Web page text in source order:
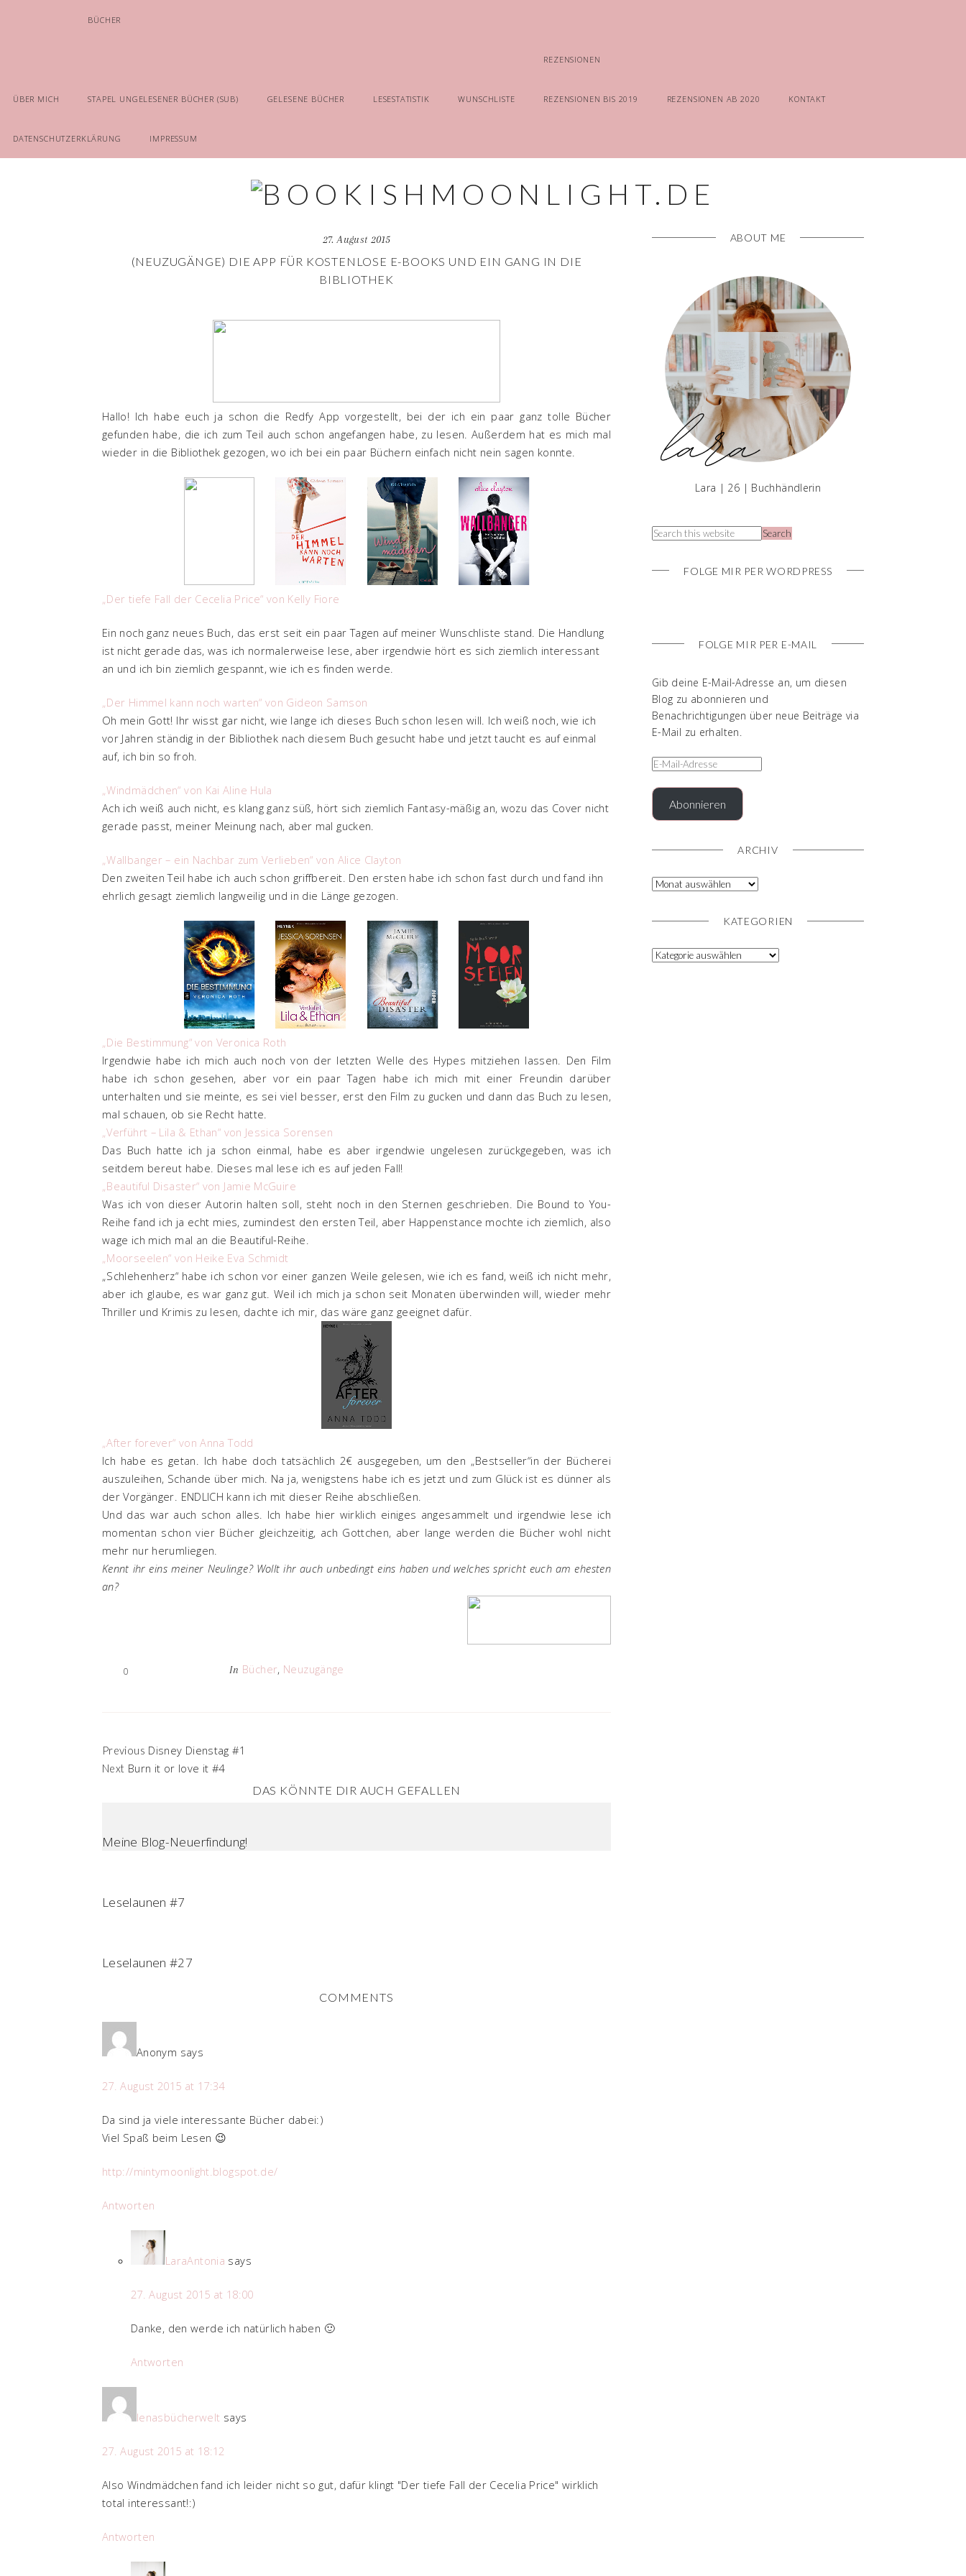
ÜBER MICH
BÜCHER
STAPEL UNGELESENER BÜCHER (SUB) GELESENE BÜCHER LESESTATISTIK WUNSCHLISTE
REZENSIONEN
REZENSIONEN BIS 2019 REZENSIONEN AB 2020 KONTAKT
DATENSCHUTZERKLÄRUNG IMPRESSUM
27. August 2015
(NEUZUGÄNGE) DIE APP FÜR KOSTENLOSE E-BOOKS UND EIN GANG IN DIE
BIBLIOTHEK
Hallo! Ich habe euch ja schon die Redfy App vorgestellt, bei der ich ein paar ganz tolle Bücher
gefunden habe, die ich zum Teil auch schon angefangen habe, zu lesen. Außerdem hat es mich mal
wieder in die Bibliothek gezogen, wo ich bei ein paar Büchern einfach nicht nein sagen konnte.
„Der tiefe Fall der Cecelia Price“ von Kelly Fiore
Ein noch ganz neues Buch, das erst seit ein paar Tagen auf meiner Wunschliste stand. Die Handlung
ist nicht gerade das, was ich normalerweise lese, aber irgendwie hört es sich ziemlich interessant
an und ich bin ziemlich gespannt, wie ich es finden werde.
„Der Himmel kann noch warten“ von Gideon Samson
Oh mein Gott! Ihr wisst gar nicht, wie lange ich dieses Buch schon lesen will. Ich weiß noch, wie ich
vor Jahren ständig in der Bibliothek nach diesem Buch gesucht habe und jetzt taucht es auf einmal
auf, ich bin so froh.
„Windmädchen“ von Kai Aline Hula
Ach ich weiß auch nicht, es klang ganz süß, hört sich ziemlich Fantasy-mäßig an, wozu das Cover nicht
gerade passt, meiner Meinung nach, aber mal gucken.
„Wallbanger – ein Nachbar zum Verlieben“ von Alice Clayton
Den zweiten Teil habe ich auch schon griffbereit. Den ersten habe ich schon fast durch und fand ihn
ehrlich gesagt ziemlich langweilig und in die Länge gezogen.
„Die Bestimmung“ von Veronica Roth
Irgendwie habe ich mich auch noch von der letzten Welle des Hypes mitziehen lassen. Den Film
habe ich schon gesehen, aber vor ein paar Tagen habe ich mich mit einer Freundin darüber
unterhalten und sie meinte, es sei viel besser, erst den Film zu gucken und dann das Buch zu lesen,
mal schauen, ob sie Recht hatte.
„Verführt – Lila & Ethan“ von Jessica Sorensen
Das Buch hatte ich ja schon einmal, habe es aber irgendwie ungelesen zurückgegeben, was ich
seitdem bereut habe. Dieses mal lese ich es auf jeden Fall!
„Beautiful Disaster“ von Jamie McGuire
Was ich von dieser Autorin halten soll, steht noch in den Sternen geschrieben. Die Bound to You-
Reihe fand ich ja echt mies, zumindest den ersten Teil, aber Happenstance mochte ich ziemlich, also
wage ich mich mal an die Beautiful-Reihe.
„Moorseelen“ von Heike Eva Schmidt
„Schlehenherz“ habe ich schon vor einer ganzen Weile gelesen, wie ich es fand, weiß ich nicht mehr,
aber ich glaube, es war ganz gut. Weil ich mich ja schon seit Monaten überwinden will, wieder mehr
Thriller und Krimis zu lesen, dachte ich mir, das wäre ganz geeignet dafür.
„After forever“ von Anna Todd
Ich habe es getan. Ich habe doch tatsächlich 2€ ausgegeben, um den „Bestseller“in der Bücherei
auszuleihen, Schande über mich. Na ja, wenigstens habe ich es jetzt und zum Glück ist es dünner als
der Vorgänger. ENDLICH kann ich mit dieser Reihe abschließen.
Und das war auch schon alles. Ich habe hier wirklich einiges angesammelt und irgendwie lese ich
momentan schon vier Bücher gleichzeitig, ach Gottchen, aber lange werden die Bücher wohl nicht
mehr nur herumliegen.
Kennt ihr eins meiner Neulinge? Wollt ihr auch unbedingt eins haben und welches spricht euch am ehesten
an?
0 In Bücher, Neuzugänge
Previous Disney Dienstag #1
Next Burn it or love it #4
DAS KÖNNTE DIR AUCH GEFALLEN
Meine Blog-Neuerfindung!
Leselaunen #7
Leselaunen #27
COMMENTS
Anonym says
27. August 2015 at 17:34
Da sind ja viele interessante Bücher dabei:)
Viel Spaß beim Lesen 😉
http://mintymoonlight.blogspot.de/
Antworten
LaraAntonia says
27. August 2015 at 18:00
Danke, den werde ich natürlich haben 🙂
Antworten
lenasbücherwelt says
27. August 2015 at 18:12
Also Windmädchen fand ich leider nicht so gut, dafür klingt "Der tiefe Fall der Cecelia Price" wirklich
total interessant!:)
Antworten
ABOUT ME
Lara | 26 | Buchhändlerin
FOLGE MIR PER WORDPRESS
FOLGE MIR PER E-MAIL
Gib deine E-Mail-Adresse an, um diesen
Blog zu abonnieren und
Benachrichtigungen über neue Beiträge via
E-Mail zu erhalten.
Abonnieren
ARCHIV
KATEGORIEN